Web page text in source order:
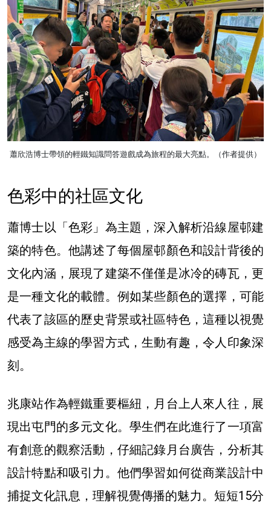
蕭欣浩博士帶領的輕鐵知識問答遊戲成為旅程的最大亮點。（作者提供）
色彩中的社區文化
蕭博士以「色彩」為主題，深入解析沿線屋邨建
築的特色。他講述了每個屋邨顏色和設計背後的
文化內涵，展現了建築不僅僅是冰冷的磚瓦，更
是一種文化的載體。例如某些顏色的選擇，可能
代表了該區的歷史背景或社區特色，這種以視覺
感受為主線的學習方式，生動有趣，令人印象深
刻。
兆康站作為輕鐵重要樞紐，月台上人來人往，展
現出屯門的多元文化。學生們在此進行了一項富
有創意的觀察活動，仔細記錄月台廣告，分析其
設計特點和吸引力。他們學習如何從商業設計中
捕捉文化訊息，理解視覺傳播的魅力。短短15分